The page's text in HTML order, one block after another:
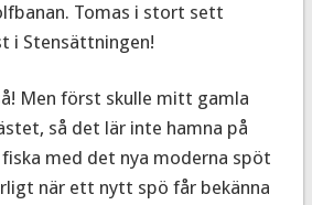
Tomas i stort sett
i Stensättningen!
Men först skulle mitt gamla
så det lär inte hamna på
med det nya moderna spöt
när ett nytt spö får bekänna